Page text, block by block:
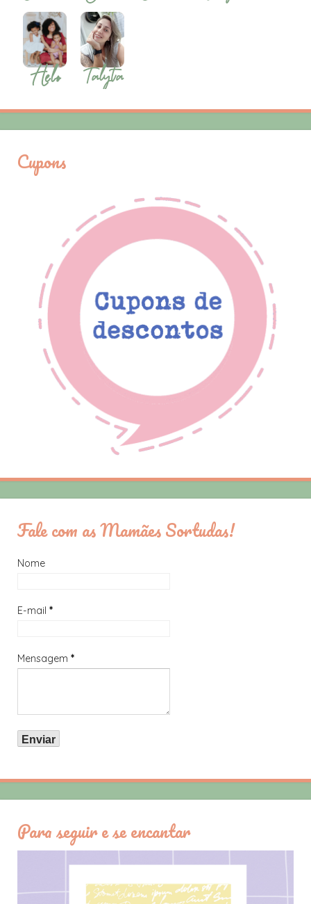
Cupons
Fale com as Mamães Sortudas!
Nome
E-mail *
Mensagem *
Para seguir e se encantar